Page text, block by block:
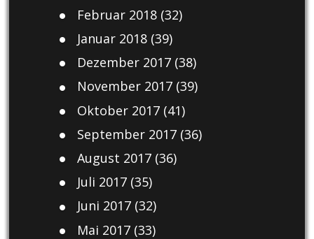
Februar 2018(32)
Januar 2018(39)
Dezember 2017(38)
November 2017(39)
Oktober 2017(41)
September 2017(36)
August 2017(36)
Juli 2017(35)
Juni 2017(32)
Mai 2017(33)